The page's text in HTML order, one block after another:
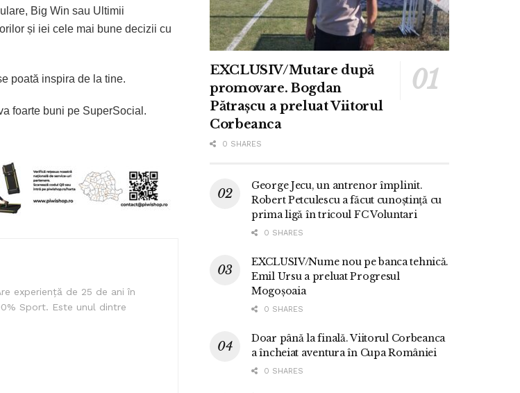
Big Win sau Ultimii
și iei cele mai bune decizii cu
poată inspira de la tine.
foarte buni pe SuperSocial.
experiență de 25 de ani în
Sport. Este unul dintre
EXCLUSIV/Mutare după
promovare. Bogdan
Pătrașcu a preluat Viitorul
Corbeanca
0 SHARES
George Jecu, un antrenor împlinit.
Robert Petculescu a făcut cunoștință cu
prima ligă în tricoul FC Voluntari
0 SHARES
EXCLUSIV/Nume nou pe banca tehnică.
Emil Ursu a preluat Progresul
Mogoșoaia
0 SHARES
Doar până la finală. Viitorul Corbeanca
a încheiat aventura în Cupa României
0 SHARES